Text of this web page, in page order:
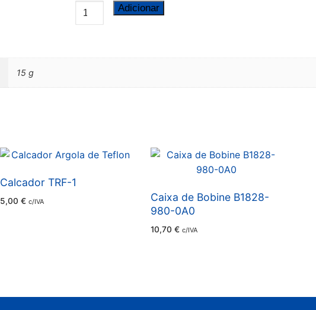
Quantidade
de
Adicionar
15 g
Calcador TRF-1
5,00€ c/IVA
Caixa de Bobine B1828-
980-0A0
10,70 € c/IVA